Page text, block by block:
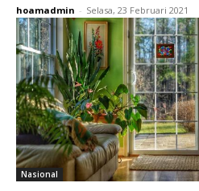
hoamadmin - Selasa, 23 Februari 2021
Nasional